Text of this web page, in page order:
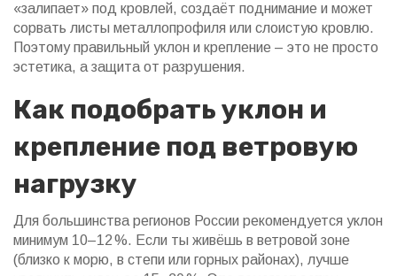
«залипает» под кровлей, создаёт поднимание и может
сорвать листы металлопрофиля или слоистую кровлю.
Поэтому правильный уклон и крепление – это не просто
эстетика, а защита от разрушения.
Как подобрать уклон и
крепление под ветровую
нагрузку
Для большинства регионов России рекомендуется уклон
минимум 10–12 %. Если ты живёшь в ветровой зоне
(близко к морю, в степи или горных районах), лучше